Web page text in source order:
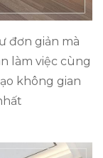
đơn giản mà
làm việc cùng
không gian